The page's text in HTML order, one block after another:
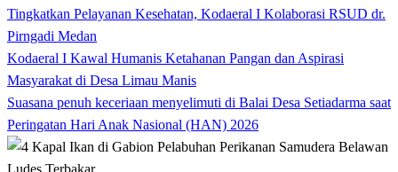
Tingkatkan Pelayanan Kesehatan, Kodaeral I Kolaborasi RSUD dr.
Pirngadi Medan‎
Kodaeral I Kawal Humanis Ketahanan Pangan dan Aspirasi
Masyarakat di Desa Limau Manis
Suasana penuh keceriaan menyelimuti di Balai Desa Setiadarma saat
Peringatan Hari Anak Nasional (HAN) 2026